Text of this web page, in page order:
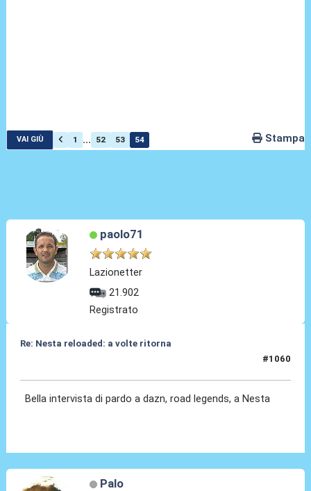
VAI GIÙ 1 ... 52 53 54 Stampa
paolo71
Lazionetter
21.902
Registrato
Re: Nesta reloaded: a volte ritorna
#1060
Bella intervista di pardo a dazn, road legends, a Nesta
Palo